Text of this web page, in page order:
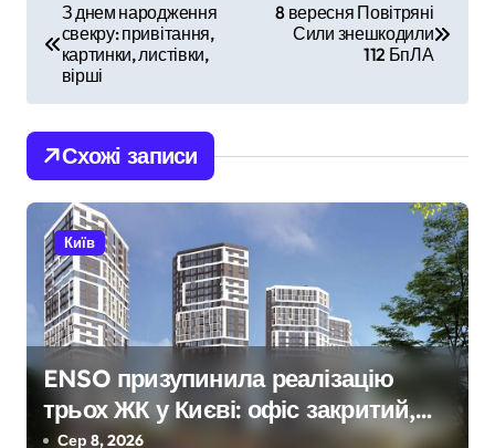
в
і
г
ц
я
З днем народження
свекру: привітання,
картинки, листівки,
вірші
8 вересня Повітряні
Сили знешкодили
112 БпЛА
Схожі записи
Київ
ENSO призупинила реалізацію
трьох ЖК у Києві: офіс закритий,
телефони мовчать, керівник
Сер 8, 2026